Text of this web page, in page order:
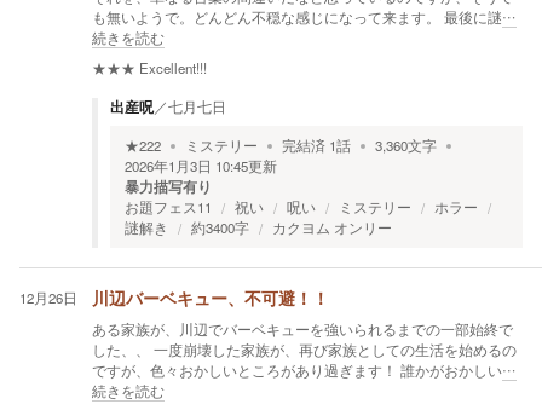
も無いようで。どんどん不穏な感じになって来ます。 最後に謎…
続きを読む
★★★ Excellent!!!
出産呪／七月七日
★222 ミステリー 完結済 1話 3,360文字
2026年1月3日 10:45更新
暴力描写有り
お題フェス11 祝い 呪い ミステリー
ホラー
謎解き
約3400字 カクヨム オンリー
12月26日 川辺バーベキュー、不可避！！
ある家族が、川辺でバーベキューを強いられるまでの一部始終で
した、、 一度崩壊した家族が、再び家族としての生活を始めるの
ですが、色々おかしいところがあり過ぎます！ 誰かがおかしい…
続きを読む